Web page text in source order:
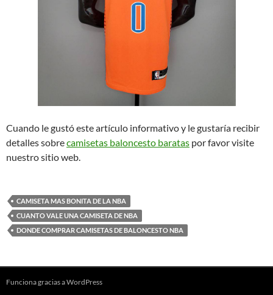
Cuando le gustó este artículo informativo y le gustaría recibir
detalles sobrecamisetas baloncesto baratas por favor visite
nuestro sitio web.
CAMISETA MAS BONITA DE LA NBA
CUANTO VALE UNA CAMISETA DE NBA
DONDE COMPRAR CAMISETAS DE BALONCESTO NBA
Funciona gracias a WordPress